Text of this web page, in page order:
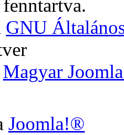
GNU
Magyar
Joomla!®